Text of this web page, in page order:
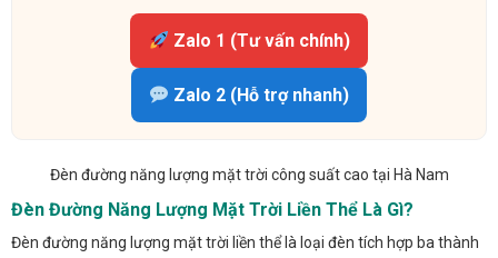
Zalo 1 (Tư vấn chính)
Zalo 2 (Hỗ trợ nhanh)
Đèn đường năng lượng mặt trời công suất cao tại Hà Nam
Đèn Đường Năng Lượng Mặt Trời Liền Thể Là Gì?
Đèn đường năng lượng mặt trời liền thể là loại đèn tích hợp ba thành